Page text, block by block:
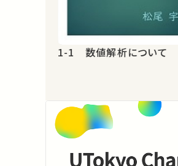
1-1 数値解析について